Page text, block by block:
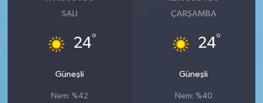
SALI
24°
Güneşli
Nem: %42
ÇARŞAMBA
24°
Güneşli
Nem: %40